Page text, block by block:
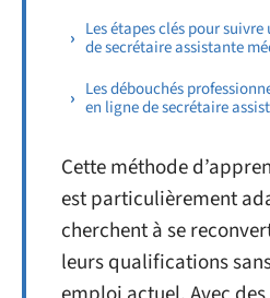
Les étapes clés pour
de secrétaire assistante
Les débouchés
en ligne de secrétaire
Cette méthode
est particulièrement
cherchent à se
leurs qualifications